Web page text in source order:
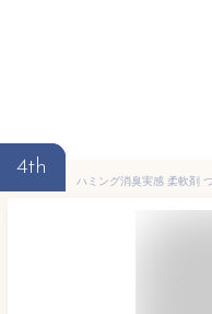
4th